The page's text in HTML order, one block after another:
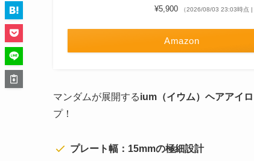
¥5,900 （2026/08/03 23:03時点 |
Amazon
マンダムが展開するium（イウム）ヘアアイ
プ！
プレート幅：15mmの極細設計